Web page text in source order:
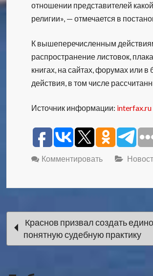
отношении представителей
религии», — отмечается в
К вышеперечисленным
распространение листовок,
книгах, на сайтах, форумах или
действия, в том числе
Источник информации: interfax.ru
Комментировать
Навигация
по
Краснов призвал создать
понятную судебную практику